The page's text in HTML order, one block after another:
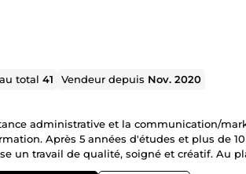
total41 Vendeur depuis Nov. 2020
administrative et la communication/
Après 5 années d'études et plus de
un travail de qualité, soigné et créatif. Au